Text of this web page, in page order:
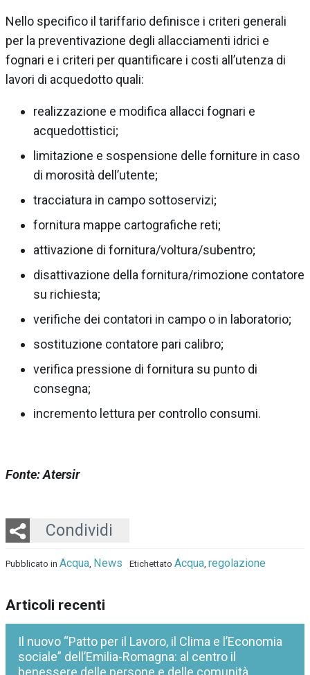
Nello specifico il tariffario definisce i criteri generali
per la preventivazione degli allacciamenti idrici e
fognari e i criteri per quantificare i costi all’utenza di
lavori di acquedotto quali:
realizzazione e modifica allacci fognari e
acquedottistici;
limitazione e sospensione delle forniture in caso
di morosità dell’utente;
tracciatura in campo sottoservizi;
fornitura mappe cartografiche reti;
attivazione di fornitura/voltura/subentro;
disattivazione della fornitura/rimozione contatore
su richiesta;
verifiche dei contatori in campo o in laboratorio;
sostituzione contatore pari calibro;
verifica pressione di fornitura su punto di
consegna;
incremento lettura per controllo consumi.
Fonte: Atersir
Condividi
Twitter
LinkedIn
Email
Whatsapp
Pubblicato in Acqua, News Etichettato Acqua, regolazione
Articoli recenti
Il nuovo “Patto per il Lavoro, il Clima e l’Economia
sociale” dell’Emilia-Romagna: al centro il
benessere delle persone e delle comunità